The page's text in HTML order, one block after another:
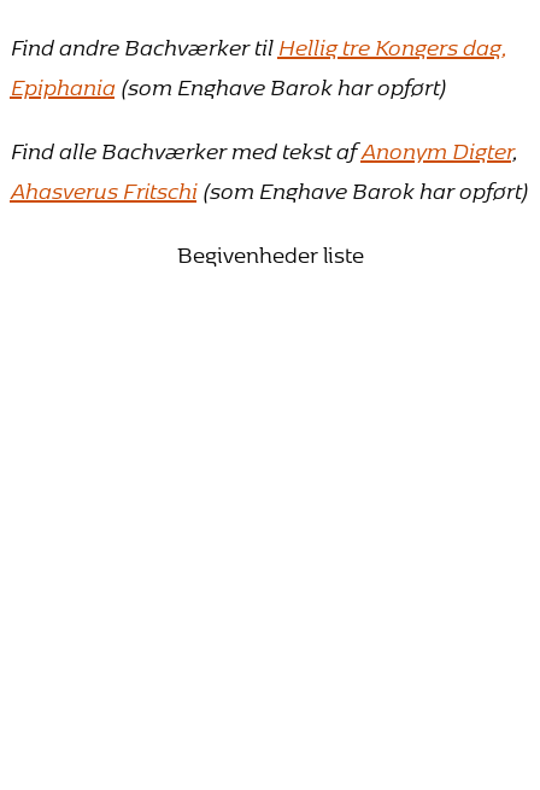
Find andre Bachværker tilHellig tre Kongers dag,
Epiphania(som Enghave Barok har opført)
Find alle Bachværker med tekst afAnonym Digter,
Ahasverus Fritschi(som Enghave Barok har opført)
Begivenheder liste